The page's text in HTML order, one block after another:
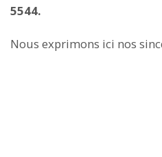
5544.
Nous exprimons ici nos